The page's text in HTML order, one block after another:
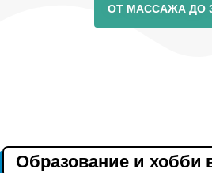
ОТ МАССАЖА ДО
Образование и хобби